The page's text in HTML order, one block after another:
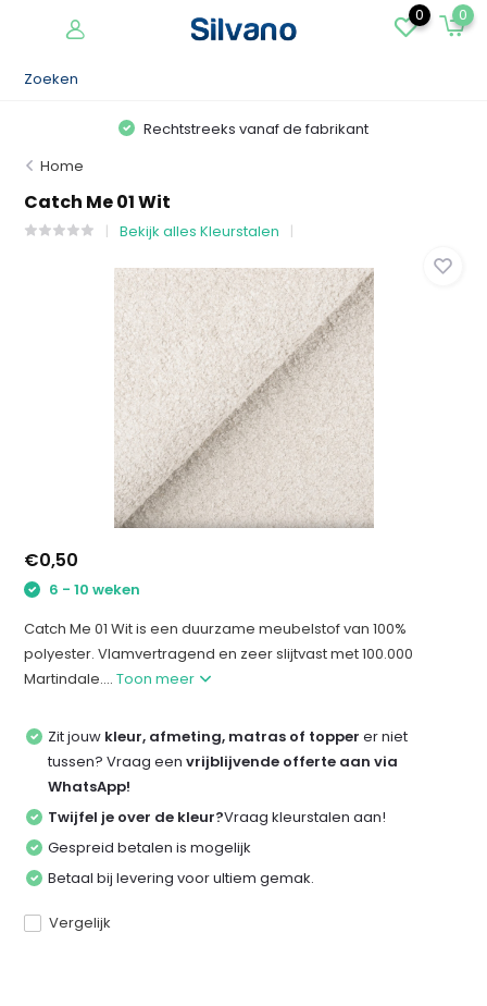
0 0
Rechtstreeks vanaf de fabrikant
Home
Catch Me 01 Wit
Bekijk alles Kleurstalen
€0,50
6 - 10 weken
Catch Me 01 Wit is een duurzame meubelstof van 100%
polyester. Vlamvertragend en zeer slijtvast met 100.000
Martindale....Toon meer
Zit jouw kleur, afmeting, matras of topper er niet
tussen? Vraag eenvrijblijvende offerte aan via
WhatsApp!
Twijfel je over de kleur?Vraag kleurstalen aan!
Gespreid betalen is mogelijk
Betaal bij levering voor ultiem gemak.
Vergelijk